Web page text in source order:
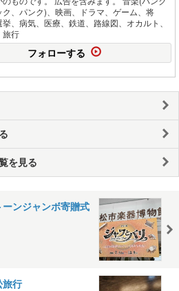
ク、パンク)、映画、ドラマ、ゲーム、将
、病気、医療、鉄道、路線図、オカルト、
旅行
フォローする
を見る
ンジャンボ寄贈式
行